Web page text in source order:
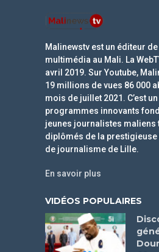
Malinewstv est un éditeur
multimédia au Mali. La
avril 2019. Sur Youtube,
19 millions de vues 86 000
mois de juillet 2021. C’est
programmes innovants
jeunes journalistes maliens
diplômés de la
de journalisme de Lille.
En savoir plus
VIDÉOS POPULAIRES